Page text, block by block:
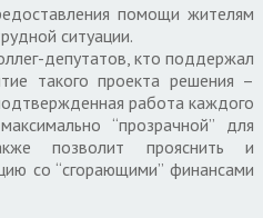
помощи жителям
ситуации.
депутатов, кто поддержал
такого проекта решения –
работа каждого
“прозрачной” для
позволит прояснить и
со “сгорающими” финансами